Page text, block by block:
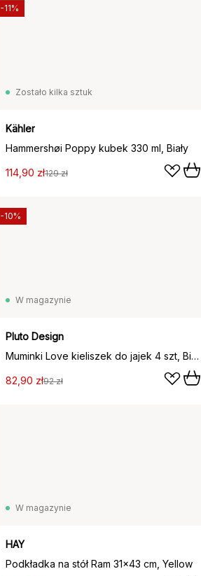
Zostało kilka sztuk
Kähler
Hammershøi Poppy kubek 330 ml, Biały
114,90 zł129 zł
-11%
W magazynie
Pluto Design
Muminki Love kieliszek do jajek 4 szt, Biały-multi
82,90 zł92 zł
-10%
W magazynie
HAY
Podkładka na stół Ram 31x43 cm, Yellow